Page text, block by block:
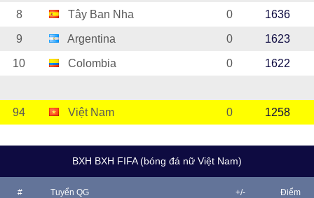
8 Tây Ban Nha 0 1636
9 Argentina 0 1623
10 Colombia 0 1622
94 Việt Nam 0 1258
BXH BXH FIFA (bóng đá nữ Việt Nam)
# Tuyển QG +/- Điểm